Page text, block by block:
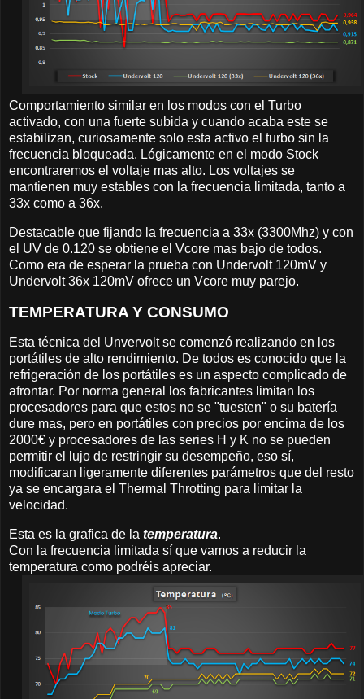
Comportamiento similar en los modos con el Turbo
activado, con una fuerte subida y cuando acaba este se
estabilizan, curiosamente solo esta activo el turbo sin la
frecuencia bloqueada. Lógicamente en el modo Stock
encontraremos el voltaje mas alto. Los voltajes se
mantienen muy estables con la frecuencia limitada, tanto a
33x como a 36x.
Destacable que fijando la frecuencia a 33x (3300Mhz) y con
el UV de 0.120 se obtiene el Vcore mas bajo de todos.
Como era de esperar la prueba con Undervolt 120mV y
Undervolt 36x 120mV ofrece un Vcore muy parejo.
TEMPERATURA Y CONSUMO
Esta técnica del Unvervolt se comenzó realizando en los
portátiles de alto rendimiento. De todos es conocido que la
refrigeración de los portátiles es un aspecto complicado de
afrontar. Por norma general los fabricantes limitan los
procesadores para que estos no se "tuesten" o su batería
dure mas, pero en portátiles con precios por encima de los
2000€ y procesadores de las series H y K no se pueden
permitir el lujo de restringir su desempeño, eso sí,
modificaran ligeramente diferentes parámetros que del resto
ya se encargara el Thermal Throtting para limitar la
velocidad.
Esta es la grafica de la temperatura.
Con la frecuencia limitada sí que vamos a reducir la
temperatura como podréis apreciar.